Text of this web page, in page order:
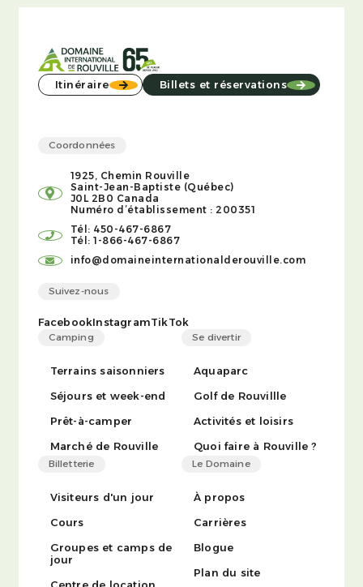
Itinéraire Billets et réservations
Coordonnées
1925, Chemin Rouville
Saint-Jean-Baptiste (Québec)
J0L 2B0 Canada
Numéro d’établissement : 200351
Tél: 450-467-6867
Tél: 1-866-467-6867
info@domaineinternationalderouville.com
Suivez-nous
FacebookInstagramTikTok
Camping
Terrains saisonniers
Séjours et week-end
Prêt-à-camper
Marché de Rouville
Se divertir
Aquaparc
Golf de Rouvillle
Activités et loisirs
Quoi faire à Rouville ?
Billetterie
Visiteurs d'un jour
Cours
Groupes et camps de
jour
Le Domaine
À propos
Carrières
Blogue
Plan du site